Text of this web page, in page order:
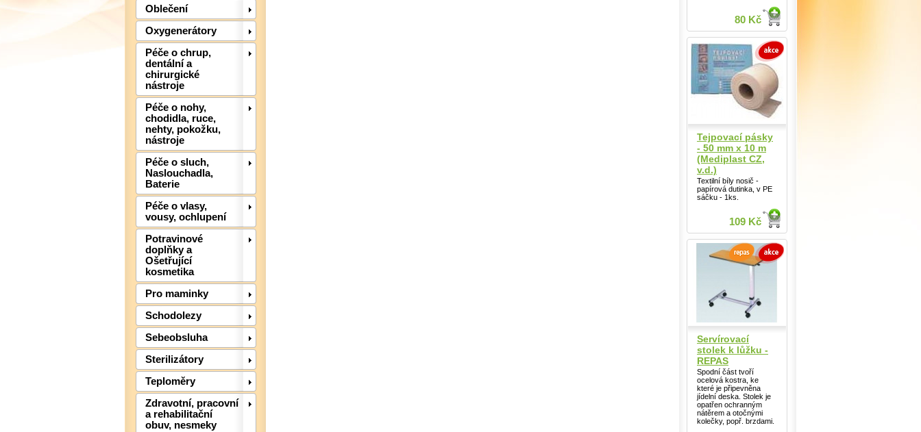
Oblečení
Oxygenerátory
Péče o chrup,
dentální a
chirurgické
nástroje
Péče o nohy,
chodidla, ruce,
nehty, pokožku,
nástroje
Péče o sluch,
Naslouchadla,
Baterie
Péče o vlasy,
vousy, ochlupení
Potravinové
doplňky a
Ošetřující
kosmetika
Pro maminky
Schodolezy
Sebeobsluha
Sterilizátory
Teploměry
Zdravotní, pracovní
a rehabilitační
obuv, nesmeky
80 Kč
Tejpovací pásky
- 50 mm x 10 m
(Mediplast CZ,
v.d.)
Textilní bíly nosič -
papírová dutinka, v PE
sáčku - 1ks.
109 Kč
Servírovací
stolek k lůžku -
REPAS
Spodní část tvoří
ocelová kostra, ke
které je připevněna
jídelní deska. Stolek je
opatřen ochranným
nátěrem a otočnými
kolečky, popř. brzdami.